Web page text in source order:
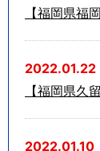
【福岡県福
2022.01.22
【福岡県久
2022.01.10